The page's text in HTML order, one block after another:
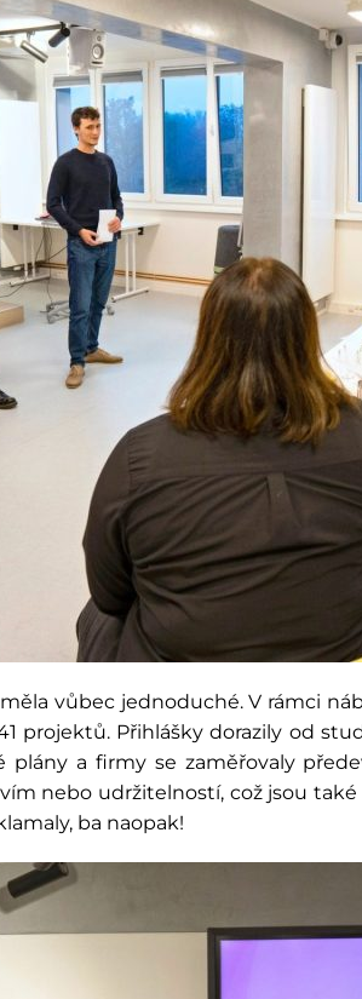
vůbec jednoduché. V rámci
projektů. Přihlášky dorazily od
a firmy se zaměřovaly
nebo udržitelností, což jsou
ba naopak!